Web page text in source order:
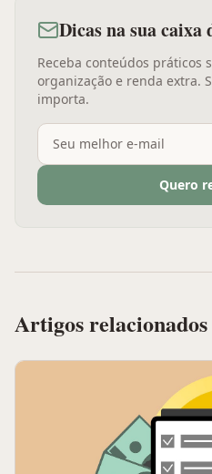
Dicas na sua caixa
Receba conteúdos práticos
organização e renda extra.
importa.
Quero
Artigos relacionados